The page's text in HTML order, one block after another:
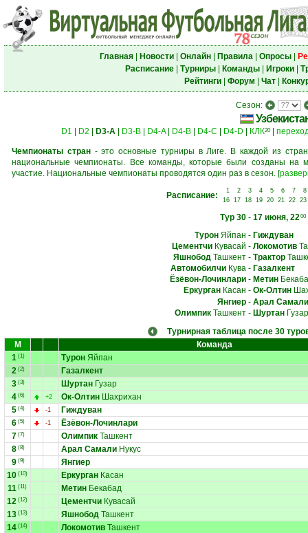
Главная| Новости| Онлайн| Правила| Опросы|
Расписание| Турниры| Команды| Игроки|
Рейтинги| Форум Чат|
Сезон:
D1 D2 D3-A| D3-B| D4-A| D4-B| D4-C D4-D КЛК20|
Чемпионаты стран- это основные турниры в Лиге. В каждой из
национальные чемпионаты. Все команды, которые были созданы на
участие. Национальные чемпионаты проводятся один раз в сезон. [
Расписание: 1 2 3 4 5 6 7
8
16
17 18 19 20 21 22 23
Тур 30- 17 июня, 2200
ТуронЯйпан - Гиждуван
ЦементчиКувасай - Локомотив
ЯшнободТашкент- Трактор
АвтомобилчиКува- Газалкент
Ёзёвон-Лочинлари- Метин
ЕркурганКасан - Ок-Олтин
Янгиер- Арал Самали
ОлимпикТашкент- ШуртанГузар
Турнирная таблица после 30
М
Команда
1 (1) Турон Яйпан
2 (2)
Газалкент
3 (3) Шуртан Гузар
4 (6) +2 Ок-Олтин Шахрихан
5 (4) -1
Гиждуван
6 (5) -1
Ёзёвон-Лочинлари
7 (7) Олимпик Ташкент
8 (8) Арал Самали Нукус
9 (9)
Янгиер
10 (10) Еркурган Касан
11 (11) Метин Бекабад
12 (12) Цементчи Кувасай
13 (13) Яшнобод Ташкент
14 (14) Локомотив Ташкент